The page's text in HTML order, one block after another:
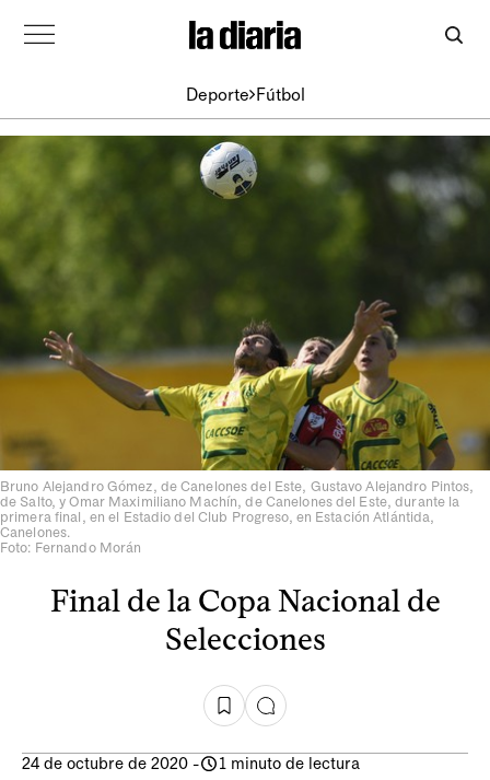
Deporte Fútbol
Bruno Alejandro Gómez, de Canelones del Este, Gustavo Alejandro Pintos,
de Salto, y Omar Maximiliano Machín, de Canelones del Este, durante la
primera final, en el Estadio del Club Progreso, en Estación Atlántida,
Canelones.
Foto: Fernando Morán
Final de la Copa Nacional de
Selecciones
24 de octubre de 2020 - 1 minuto de lectura